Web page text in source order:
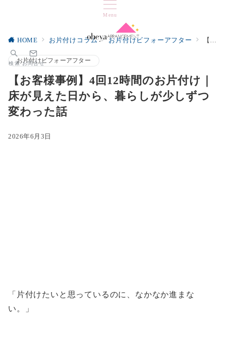
Menu
検索 お問合せ
HOME お片付けコラム お片付けビフォーアフター 【お客様事例】4回12時間のお片付け｜床が見えた日から、暮らしが少しずつ変わった話
お片付けビフォーアフター
【お客様事例】4回12時間のお片付け｜
床が見えた日から、暮らしが少しずつ
変わった話
2026年6月3日
「片付けたいと思っているのに、なかなか進まな
い。」